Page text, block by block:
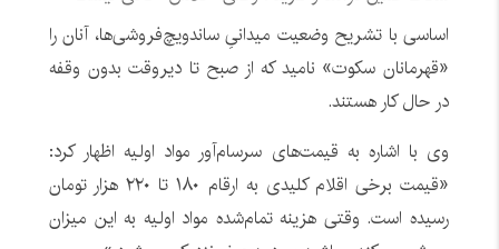
اساسی با تشریح وضعیت میدانیِ ساندویچ‌فروشی‌ها، آنان را
«قهرمانان سکوت» نامید که از صبح تا دیروقت بدون وقفه
در حال کار هستند.
وی با اشاره به قیمت‌های سرسام‌آور مواد اولیه اظهار کرد:
«قیمت برخی اقلام کلیدی به ارقام ۱۸۰ تا ۲۲۰ هزار تومان
رسیده است. وقتی هزینه تمام‌شده مواد اولیه به این میزان